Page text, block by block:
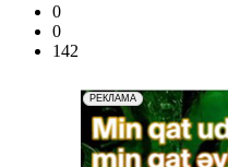
0
0
142